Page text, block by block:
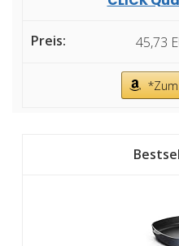
45,73
*Zum